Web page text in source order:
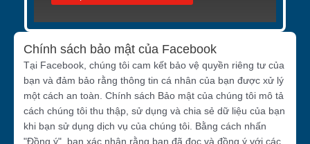
Chính sách bảo mật của Facebook
Tại Facebook, chúng tôi cam kết bảo vệ quyền riêng tư của
bạn và đảm bảo rằng thông tin cá nhân của bạn được xử lý
một cách an toàn. Chính sách Bảo mật của chúng tôi mô tả
cách chúng tôi thu thập, sử dụng và chia sẻ dữ liệu của bạn
khi bạn sử dụng dịch vụ của chúng tôi. Bằng cách nhấn
"Đồng ý", bạn xác nhận rằng bạn đã đọc và đồng ý với các